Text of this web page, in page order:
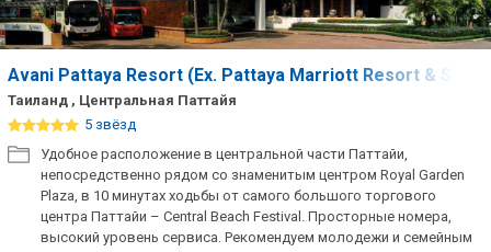
Avani Pattaya Resort (Ex. Pattaya Marriott Resort & Spa)
Таиланд , Центральная Паттайя
5 звёзд
Удобное расположение в центральной части Паттайи,
непосредственно рядом со знаменитым центром Royal Garden
Plaza, в 10 минутах ходьбы от самого большого торгового
центра Паттайи – Central Beach Festival. Просторные номера,
высокий уровень сервиса. Рекомендуем молодежи и семейным